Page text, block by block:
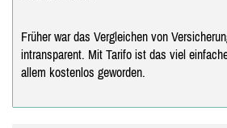
Früher war das Vergleichen von
intransparent. Mit Tarifo ist das viel
allem kostenlos geworden.